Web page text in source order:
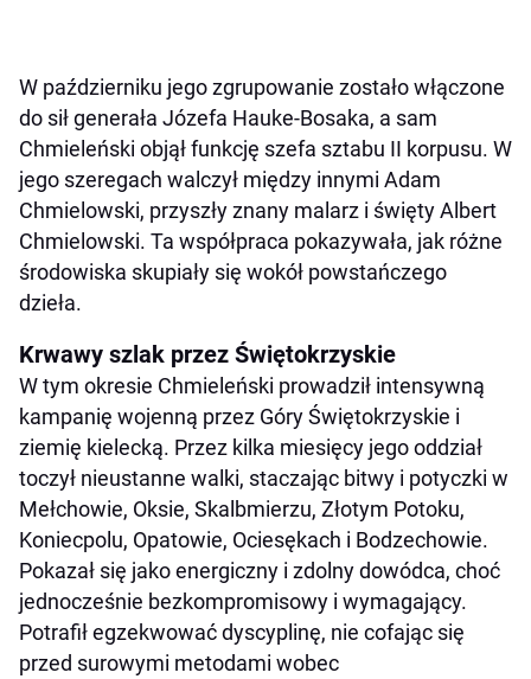
W październiku jego zgrupowanie zostało włączone
do sił generała Józefa Hauke-Bosaka, a sam
Chmieleński objął funkcję szefa sztabu II korpusu. W
jego szeregach walczył między innymi Adam
Chmielowski, przyszły znany malarz i święty Albert
Chmielowski. Ta współpraca pokazywała, jak różne
środowiska skupiały się wokół powstańczego
dzieła.
Krwawy szlak przez Świętokrzyskie
W tym okresie Chmieleński prowadził intensywną
kampanię wojenną przez Góry Świętokrzyskie i
ziemię kielecką. Przez kilka miesięcy jego oddział
toczył nieustanne walki, staczając bitwy i potyczki w
Mełchowie, Oksie, Skalbmierzu, Złotym Potoku,
Koniecpolu, Opatowie, Ociesękach i Bodzechowie.
Pokazał się jako energiczny i zdolny dowódca, choć
jednocześnie bezkompromisowy i wymagający.
Potrafił egzekwować dyscyplinę, nie cofając się
przed surowymi metodami wobec